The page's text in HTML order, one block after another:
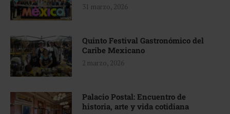
31 marzo, 2026
Quinto Festival Gastronómico del
Caribe Mexicano
2 marzo, 2026
Palacio Postal: Encuentro de
historia, arte y vida cotidiana